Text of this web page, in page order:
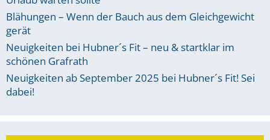
Blähungen – Wenn der Bauch aus dem Gleichgewicht
gerät
Neuigkeiten bei Hubner´s Fit – neu & startklar im
schönen Grafrath
Neuigkeiten ab September 2025 bei Hubner´s Fit! Sei
dabei!